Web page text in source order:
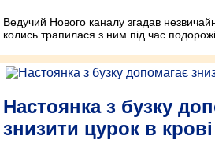
Ведучий Нового каналу згадав
колись трапилася з ним під час подорожі.
Настоянка з бузку
знизити цурок в крові